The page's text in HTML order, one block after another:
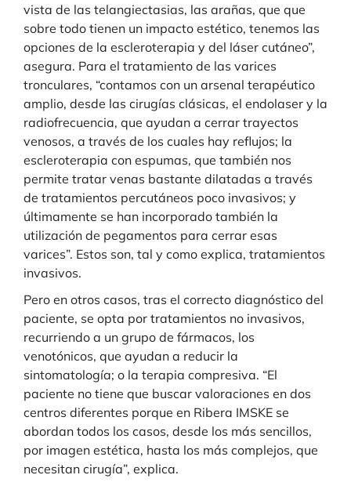
vista de las telangiectasias, las arañas, que que
sobre todo tienen un impacto estético, tenemos las
opciones de la escleroterapia y del láser cutáneo”,
asegura. Para el tratamiento de las varices
tronculares, “contamos con un arsenal terapéutico
amplio, desde las cirugías clásicas, el endolaser y la
radiofrecuencia, que ayudan a cerrar trayectos
venosos, a través de los cuales hay reflujos; la
escleroterapia con espumas, que también nos
permite tratar venas bastante dilatadas a través
de tratamientos percutáneos poco invasivos; y
últimamente se han incorporado también la
utilización de pegamentos para cerrar esas
varices”. Estos son, tal y como explica, tratamientos
invasivos.
Pero en otros casos, tras el correcto diagnóstico del
paciente, se opta por tratamientos no invasivos,
recurriendo a un grupo de fármacos, los
venotónicos, que ayudan a reducir la
sintomatología; o la terapia compresiva. “El
paciente no tiene que buscar valoraciones en dos
centros diferentes porque en Ribera IMSKE se
abordan todos los casos, desde los más sencillos,
por imagen estética, hasta los más complejos, que
necesitan cirugía”, explica.